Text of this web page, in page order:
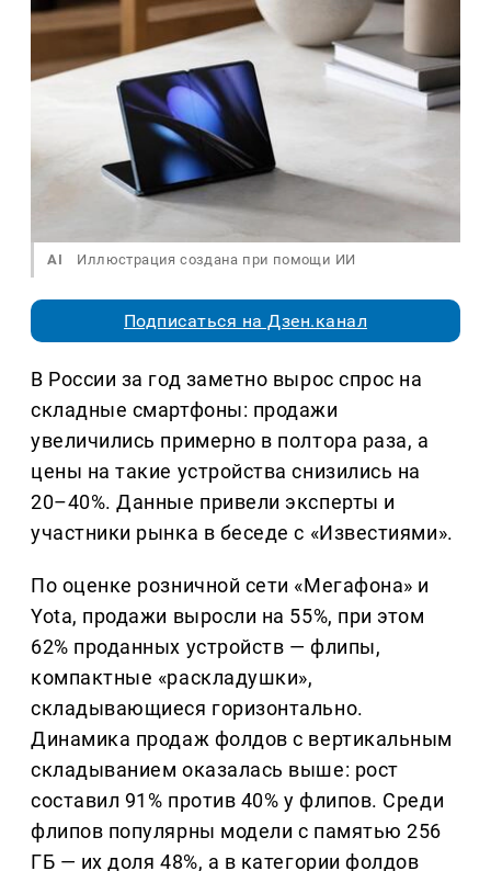
AI Иллюстрация создана при помощи ИИ
Подписаться на Дзен.канал
В России за год заметно вырос спрос на
складные смартфоны: продажи
увеличились примерно в полтора раза, а
цены на такие устройства снизились на
20–40%. Данные привели эксперты и
участники рынка в беседе с «Известиями».
По оценке розничной сети «Мегафона» и
Yota, продажи выросли на 55%, при этом
62% проданных устройств — флипы,
компактные «раскладушки»,
складывающиеся горизонтально.
Динамика продаж фолдов с вертикальным
складыванием оказалась выше: рост
составил 91% против 40% у флипов. Среди
флипов популярны модели с памятью 256
ГБ — их доля 48%, а в категории фолдов